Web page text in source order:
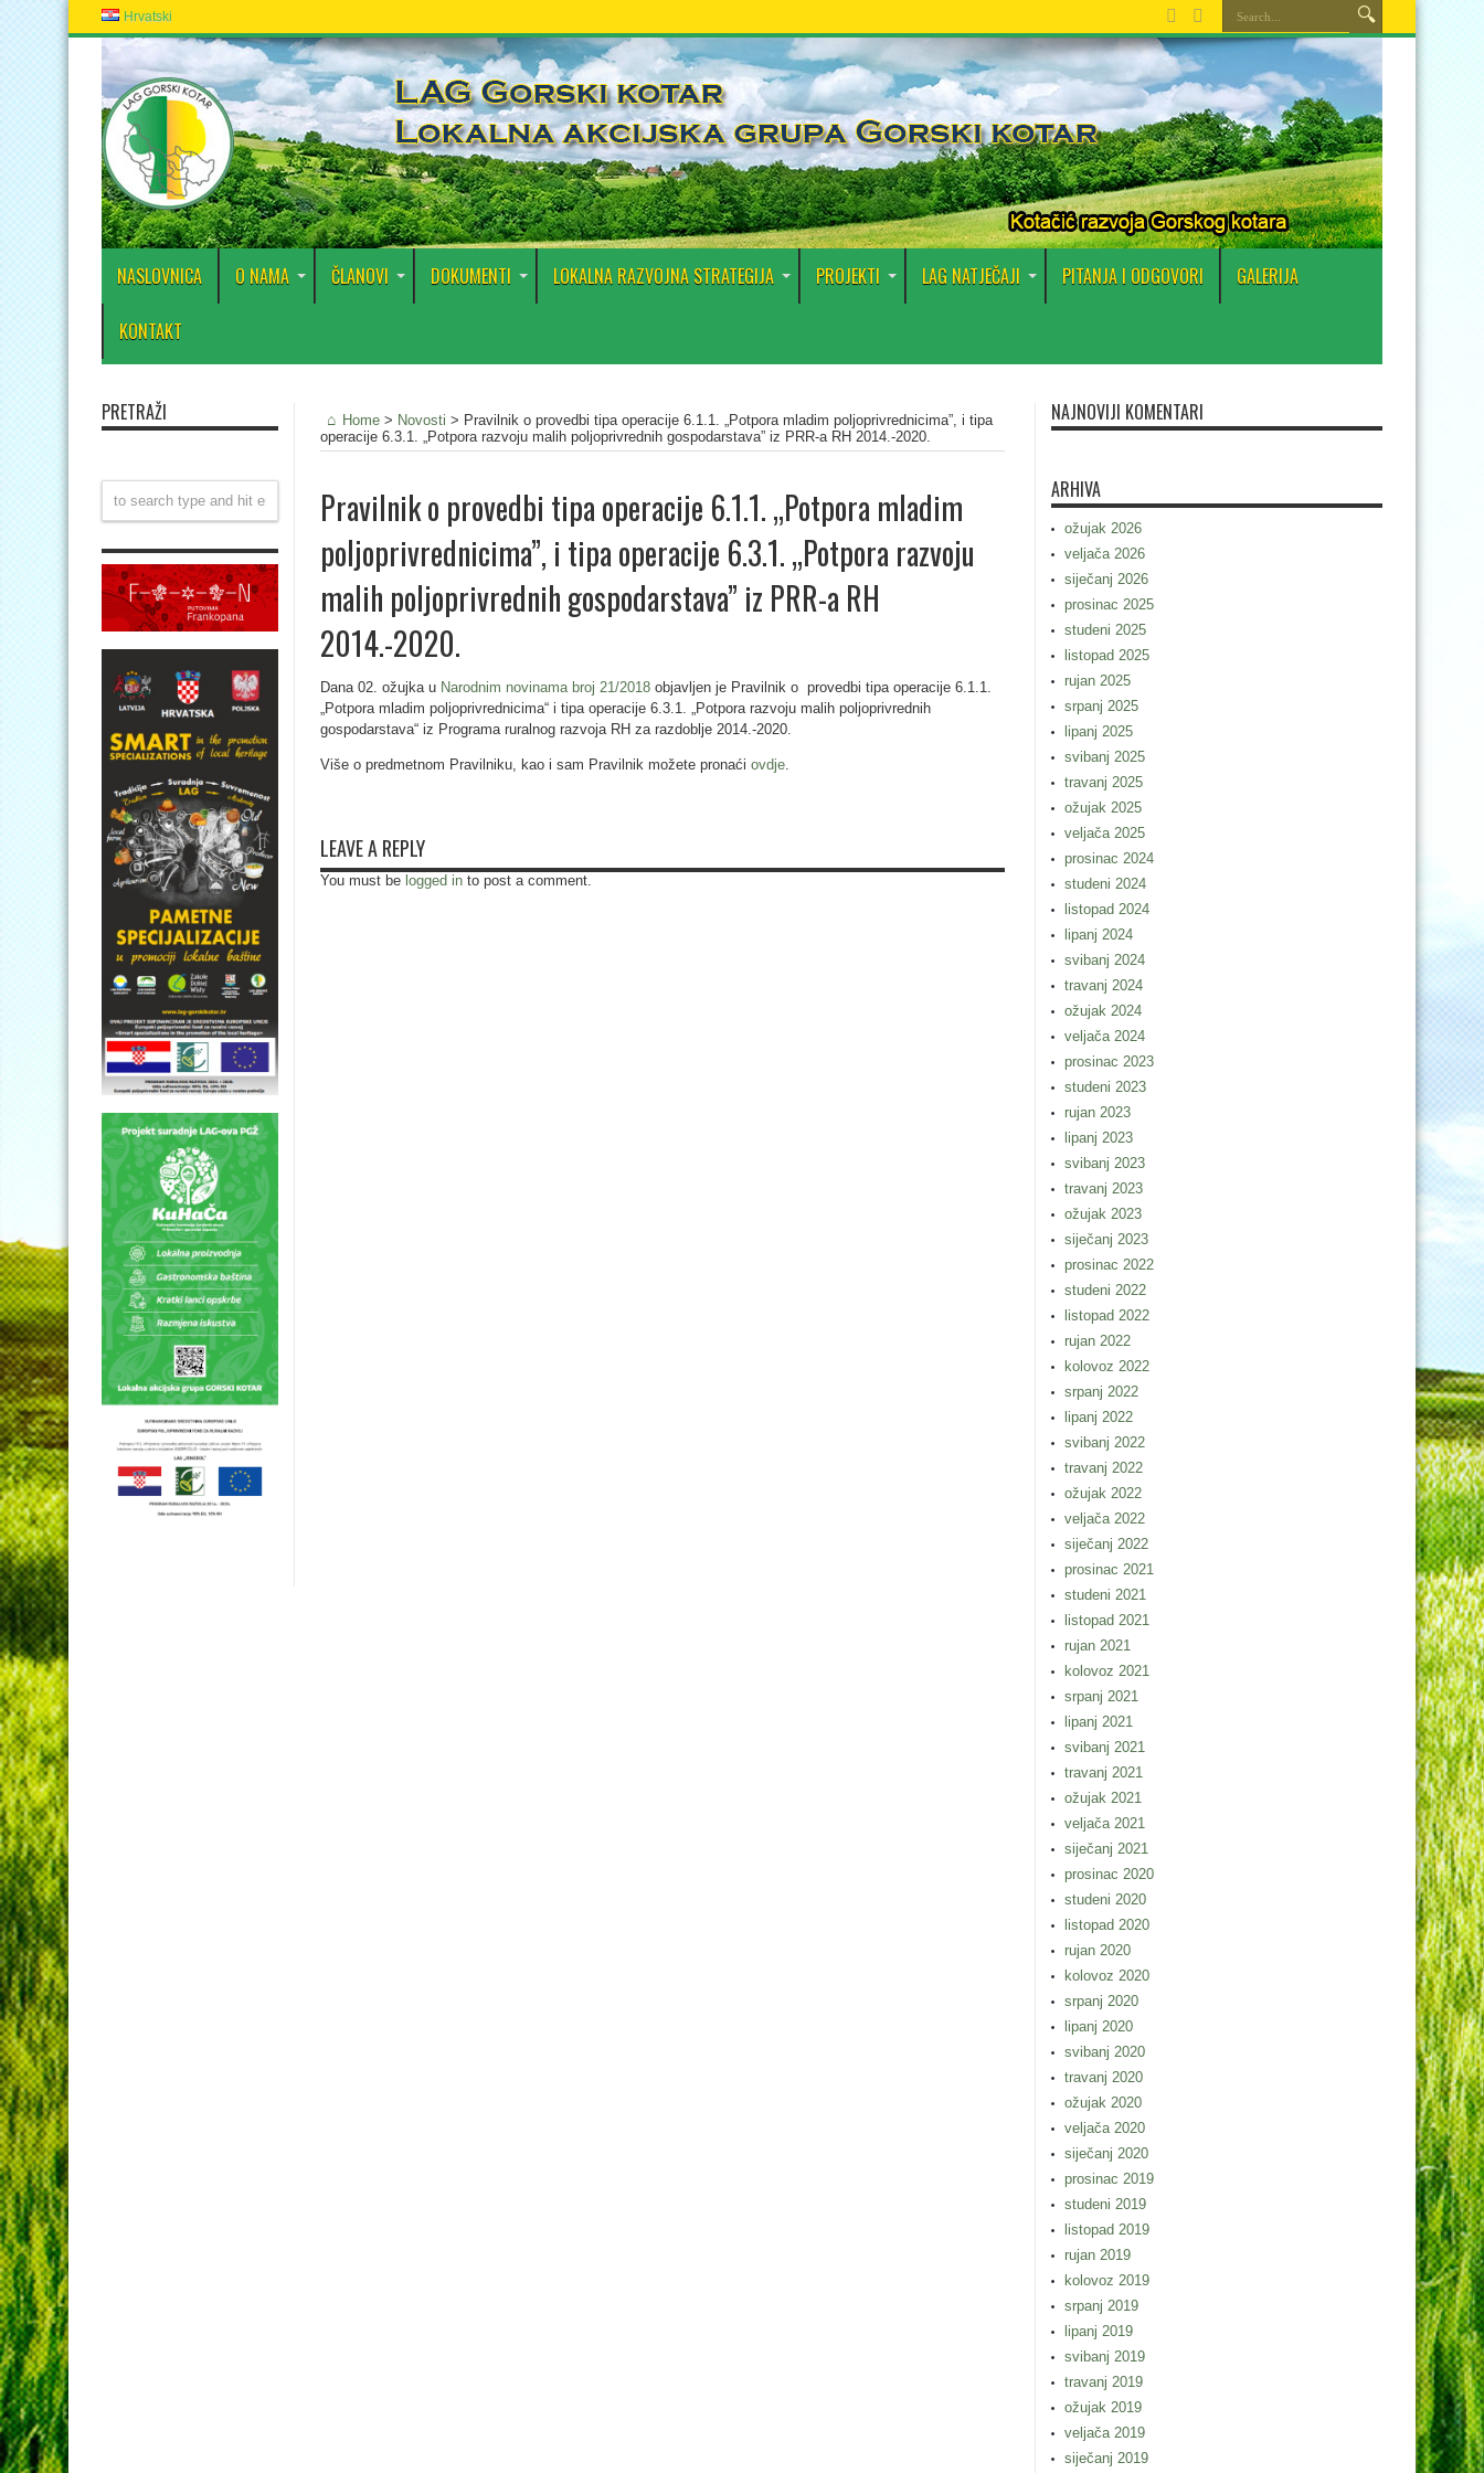
Hrvatski
NASLOVNICA O NAMA ČLANOVI DOKUMENTI LOKALNA RAZVOJNA STRATEGIJA PROJEKTI LAG NATJEČAJI PITANJA I ODGOVORI GALERIJA
KONTAKT
Home > Novosti > Pravilnik o provedbi tipa operacije 6.1.1. „Potpora mladim poljoprivrednicima”, i tipa
operacije 6.3.1. „Potpora razvoju malih poljoprivrednih gospodarstava” iz PRR-a RH 2014.-2020.
Pravilnik o provedbi tipa operacije 6.1.1. „Potpora mladim
poljoprivrednicima”, i tipa operacije 6.3.1. „Potpora razvoju
malih poljoprivrednih gospodarstava” iz PRR-a RH
2014.-2020.
Dana 02. ožujka u Narodnim novinama broj 21/2018 objavljen je Pravilnik o provedbi tipa operacije 6.1.1.
„Potpora mladim poljoprivrednicima“ i tipa operacije 6.3.1. „Potpora razvoju malih poljoprivrednih
gospodarstava“ iz Programa ruralnog razvoja RH za razdoblje 2014.-2020.
Više o predmetnom Pravilniku, kao i sam Pravilnik možete pronaći ovdje.
LEAVE A REPLY
You must be logged in to post a comment.
PRETRAŽI NAJNOVIJI KOMENTARI
ARHIVA
ožujak 2026
veljača 2026
siječanj 2026
prosinac 2025
studeni 2025
listopad 2025
rujan 2025
srpanj 2025
lipanj 2025
svibanj 2025
travanj 2025
ožujak 2025
veljača 2025
prosinac 2024
studeni 2024
listopad 2024
lipanj 2024
svibanj 2024
travanj 2024
ožujak 2024
veljača 2024
prosinac 2023
studeni 2023
rujan 2023
lipanj 2023
svibanj 2023
travanj 2023
ožujak 2023
siječanj 2023
prosinac 2022
studeni 2022
listopad 2022
rujan 2022
kolovoz 2022
srpanj 2022
lipanj 2022
svibanj 2022
travanj 2022
ožujak 2022
veljača 2022
siječanj 2022
prosinac 2021
studeni 2021
listopad 2021
rujan 2021
kolovoz 2021
srpanj 2021
lipanj 2021
svibanj 2021
travanj 2021
ožujak 2021
veljača 2021
siječanj 2021
prosinac 2020
studeni 2020
listopad 2020
rujan 2020
kolovoz 2020
srpanj 2020
lipanj 2020
svibanj 2020
travanj 2020
ožujak 2020
veljača 2020
siječanj 2020
prosinac 2019
studeni 2019
listopad 2019
rujan 2019
kolovoz 2019
srpanj 2019
lipanj 2019
svibanj 2019
travanj 2019
ožujak 2019
veljača 2019
siječanj 2019